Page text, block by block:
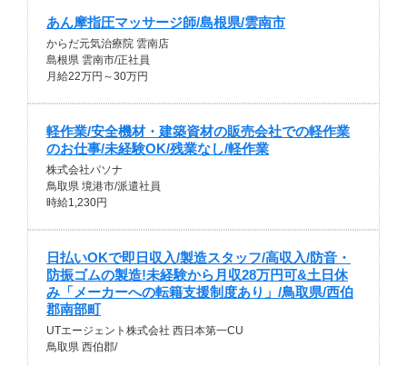
あん摩指圧マッサージ師/島根県/雲南市
からだ元気治療院 雲南店
島根県 雲南市/正社員
月給22万円～30万円
軽作業/安全機材・建築資材の販売会社での軽作業
のお仕事/未経験OK/残業なし/軽作業
株式会社パソナ
鳥取県 境港市/派遣社員
時給1,230円
日払いOKで即日収入/製造スタッフ/高収入/防音・
防振ゴムの製造!未経験から月収28万円可&土日休
み「メーカーへの転籍支援制度あり」/鳥取県/西伯
郡南部町
UTエージェント株式会社 西日本第一CU
鳥取県 西伯郡/